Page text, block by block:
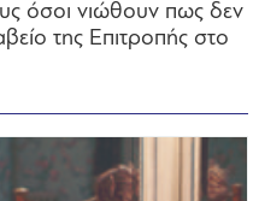
όσοι νιώθουν πως δεν
της Επιτροπής στο